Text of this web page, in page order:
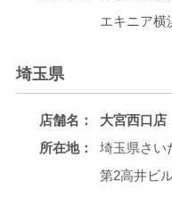
エキニア横
埼玉県
店舗名：
大宮西口店
所在地：
埼玉県さい
第2高井ビ